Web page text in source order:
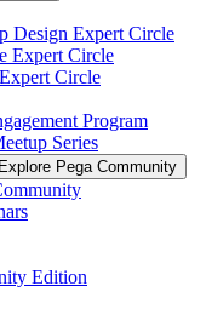
Design Expert Circle
Expert Circle
Circle
Program
Series
Explore Pega Community
Edition